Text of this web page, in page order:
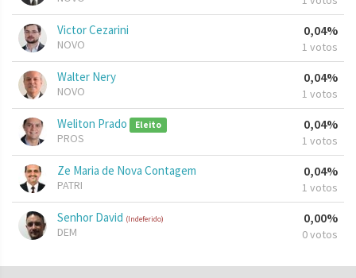
Victor Cezarini
NOVO
0,04%
1 votos
Walter Nery
NOVO
0,04%
1 votos
Weliton Prado Eleito
PROS
0,04%
1 votos
Ze Maria de Nova Contagem
PATRI
0,04%
1 votos
Senhor David (Indeferido)
DEM
0,00%
0 votos